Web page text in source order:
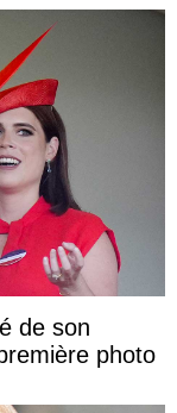
de son
photo